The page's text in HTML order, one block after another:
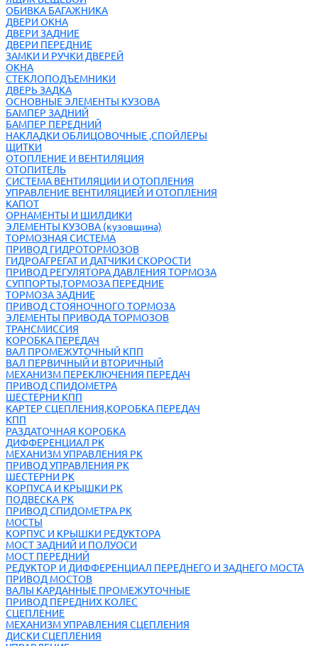
ОБИВКА БАГАЖНИКА
ДВЕРИ ОКНА
ДВЕРИ ЗАДНИЕ
ДВЕРИ ПЕРЕДНИЕ
ЗАМКИ И РУЧКИ ДВЕРЕЙ
ОКНА
СТЕКЛОПОДЪЕМНИКИ
ДВЕРЬ ЗАДКА
ОСНОВНЫЕ ЭЛЕМЕНТЫ КУЗОВА
БАМПЕР ЗАДНИЙ
БАМПЕР ПЕРЕДНИЙ
НАКЛАДКИ ОБЛИЦОВОЧНЫЕ ,СПОЙЛЕРЫ
ЩИТКИ
ОТОПЛЕНИЕ И ВЕНТИЛЯЦИЯ
ОТОПИТЕЛЬ
СИСТЕМА ВЕНТИЛЯЦИИ И ОТОПЛЕНИЯ
УПРАВЛЕНИЕ ВЕНТИЛЯЦИЕЙ И ОТОПЛЕНИЯ
КАПОТ
ОРНАМЕНТЫ И ШИЛДИКИ
ЭЛЕМЕНТЫ КУЗОВА (кузовщина)
ТОРМОЗНАЯ СИСТЕМА
ПРИВОД ГИДРОТОРМОЗОВ
ГИДРОАГРЕГАТ И ДАТЧИКИ СКОРОСТИ
ПРИВОД РЕГУЛЯТОРА ДАВЛЕНИЯ ТОРМОЗА
СУППОРТЫ,ТОРМОЗА ПЕРЕДНИЕ
ТОРМОЗА ЗАДНИЕ
ПРИВОД СТОЯНОЧНОГО ТОРМОЗА
ЭЛЕМЕНТЫ ПРИВОДА ТОРМОЗОВ
ТРАНСМИССИЯ
КОРОБКА ПЕРЕДАЧ
ВАЛ ПРОМЕЖУТОЧНЫЙ КПП
ВАЛ ПЕРВИЧНЫЙ И ВТОРИЧНЫЙ
МЕХАНИЗМ ПЕРЕКЛЮЧЕНИЯ ПЕРЕДАЧ
ПРИВОД СПИДОМЕТРА
ШЕСТЕРНИ КПП
КАРТЕР СЦЕПЛЕНИЯ,КОРОБКА ПЕРЕДАЧ
КПП
РАЗДАТОЧНАЯ КОРОБКА
ДИФФЕРЕНЦИАЛ РК
МЕХАНИЗМ УПРАВЛЕНИЯ РК
ПРИВОД УПРАВЛЕНИЯ РК
ШЕСТЕРНИ РК
КОРПУСА И КРЫШКИ РК
ПОДВЕСКА РК
ПРИВОД СПИДОМЕТРА РК
МОСТЫ
КОРПУС И КРЫШКИ РЕДУКТОРА
МОСТ ЗАДНИЙ И ПОЛУОСИ
МОСТ ПЕРЕДНИЙ
РЕДУКТОР И ДИФФЕРЕНЦИАЛ ПЕРЕДНЕГО И ЗАДНЕГО МОСТА
ПРИВОД МОСТОВ
ВАЛЫ КАРДАННЫЕ ПРОМЕЖУТОЧНЫЕ
ПРИВОД ПЕРЕДНИХ КОЛЕС
СЦЕПЛЕНИЕ
МЕХАНИЗМ УПРАВЛЕНИЯ СЦЕПЛЕНИЯ
ДИСКИ СЦЕПЛЕНИЯ